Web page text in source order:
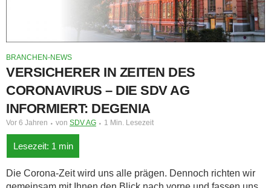
BRANCHEN-NEWS
VERSICHERER IN ZEITEN DES
CORONAVIRUS – DIE SDV AG
INFORMIERT: DEGENIA
Vor 6 Jahren von SDV AG 1 Min. Lesezeit
Die Corona-Zeit wird uns alle prägen. Dennoch richten wir